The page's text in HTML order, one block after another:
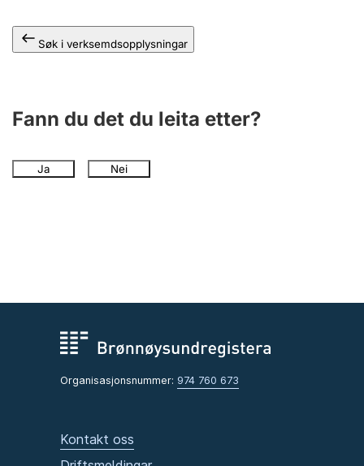
Søk i verksemdsopplysningar
Fann du det du leita etter?
Ja Nei
Organisasjonsnummer: 974 760 673
Kontakt oss